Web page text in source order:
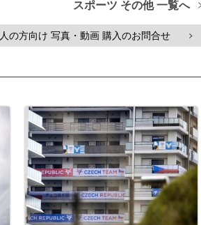
スポーツ その他 一覧へ
の方向け 写真・動画 購入のお問合せ >